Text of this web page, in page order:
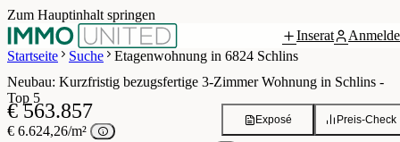
Zum Hauptinhalt springen
Inserat
Startseite
Suche Etagenwohnung in 6824 Schlins
Neubau: Kurzfristig bezugsfertige 3-Zimmer Wohnung in Schlins -
Top 5
€ 563.857
€ 6.624,26/m²
Preis-Check
Exposé